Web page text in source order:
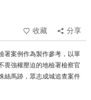
收藏
分享
署案例作為製作參考，以單
畏強權壓迫的地檢署檢察官
絲馬跡，眾志成城追查案件